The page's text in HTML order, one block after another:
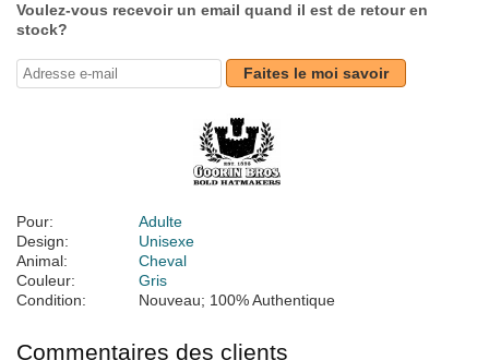
Voulez-vous recevoir un email quand il est de retour en
stock?
Faites le moi savoir
Pour:
Adulte
Design:
Unisexe
Animal:
Cheval
Couleur:
Gris
Condition:
Nouveau; 100% Authentique
Commentaires des clients